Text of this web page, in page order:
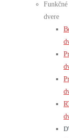
Funkčné
dvere